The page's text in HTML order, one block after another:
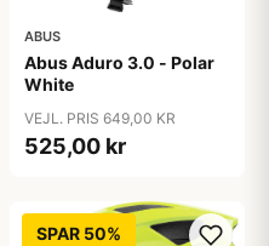
ABUS
Abus Aduro 3.0 - Polar
White
VEJL. PRIS 649,00 KR
525,00 kr
SPAR 50%